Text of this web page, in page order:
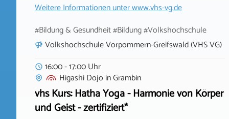
Weitere Informationen unterwww.vhs-vg.de
#Bildung & Gesundheit #Bildung #Volkshochschule
Volkshochschule Vorpommern-Greifswald (VHS VG)
16:00 - 17:00 Uhr
Higashi Dojo inGrambin
vhs Kurs: Hatha Yoga - Harmonie von Körper
und Geist - zertifiziert*